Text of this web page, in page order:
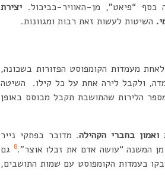
“פיאט”, מן-האוויר-כביכול. יצירת
השיטות לעשות זאת רבות ומגוונות.
מעמדות הקומפוסט הפזורות בשכונה,
ולקבל לירה אחת על כל קילו. השיטה
הלירות שהתושבת תקבל מבוסס באופן
ואמון בחברי הקהילה. מדובר בפתקי נייר
8 גם
בעמדות הקומפוסט עם שמות התושבים,